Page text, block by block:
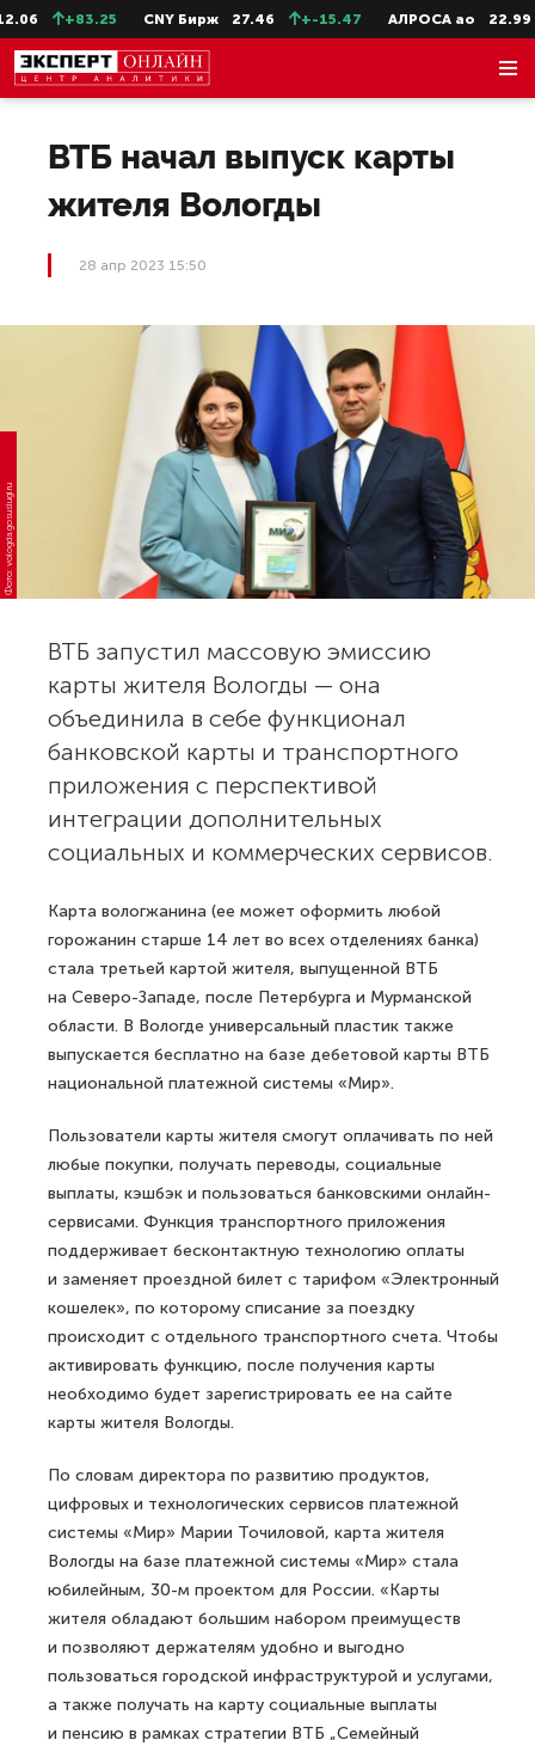
+83.25 CNY Бирж 27.46 +-15.47 АЛРОСА ао 22.99
ВТБ начал выпуск карты
жителя Вологды
28 апр 2023 15:50
Фото: vologda.gosuslugi.ru
ВТБ запустил массовую эмиссию
карты жителя Вологды — она
объединила в себе функционал
банковской карты и транспортного
приложения с перспективой
интеграции дополнительных
социальных и коммерческих сервисов.
Карта вологжанина (ее может оформить любой
горожанин старше 14 лет во всех отделениях банка)
стала третьей картой жителя, выпущенной ВТБ
на Северо-Западе, после Петербурга и Мурманской
области. В Вологде универсальный пластик также
выпускается бесплатно на базе дебетовой карты ВТБ
национальной платежной системы «Мир».
Пользователи карты жителя смогут оплачивать по ней
любые покупки, получать переводы, социальные
выплаты, кэшбэк и пользоваться банковскими онлайн-
сервисами. Функция транспортного приложения
поддерживает бесконтактную технологию оплаты
и заменяет проездной билет с тарифом «Электронный
кошелек», по которому списание за поездку
происходит с отдельного транспортного счета. Чтобы
активировать функцию, после получения карты
необходимо будет зарегистрировать ее на сайте
карты жителя Вологды.
По словам директора по развитию продуктов,
цифровых и технологических сервисов платежной
системы «Мир» Марии Точиловой, карта жителя
Вологды на базе платежной системы «Мир» стала
юбилейным, 30-м проектом для России. «Карты
жителя обладают большим набором преимуществ
и позволяют держателям удобно и выгодно
пользоваться городской инфраструктурой и услугами,
а также получать на карту социальные выплаты
и пенсию в рамках стратегии ВТБ „Семейный